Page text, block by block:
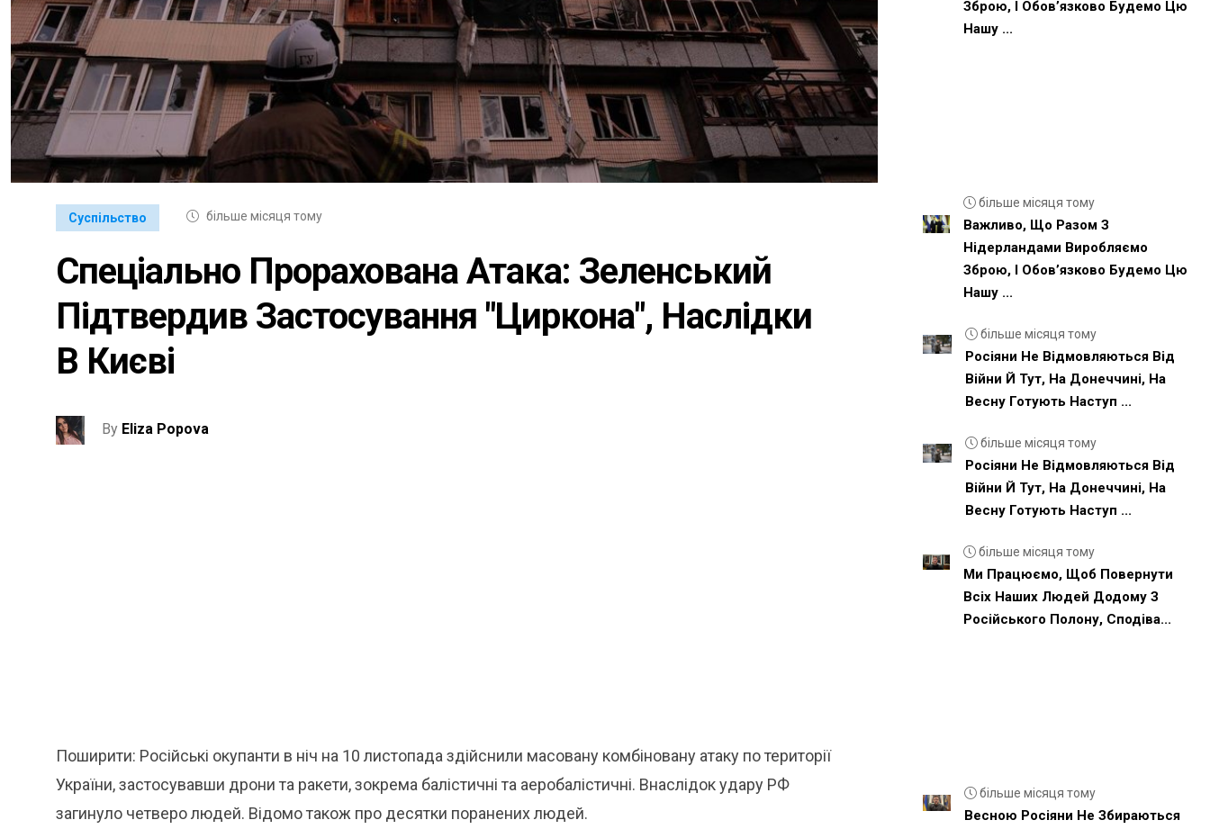
Суспільство більше місяця тому
Спеціально Прорахована Атака: Зеленський
Підтвердив Застосування "Циркона", Наслідки
В Києві
By Eliza Popova
Поширити: Російські окупанти в ніч на 10 листопада здійснили масовану комбіновану атаку по території
України, застосувавши дрони та ракети, зокрема балістичні та аеробалістичні. Внаслідок удару РФ
загинуло четверо людей. Відомо також про десятки поранених людей.
Зброю, І Обовʼязково Будемо Цю
Нашу ...
більше місяця тому
Важливо, Що Разом З
Нідерландами Виробляємо
Зброю, І Обовʼязково Будемо Цю
Нашу ...
більше місяця тому
Росіяни Не Відмовляються Від
Війни Й Тут, На Донеччині, На
Весну Готують Наступ ...
більше місяця тому
Росіяни Не Відмовляються Від
Війни Й Тут, На Донеччині, На
Весну Готують Наступ ...
більше місяця тому
Ми Працюємо, Щоб Повернути
Всіх Наших Людей Додому З
Російського Полону, Сподіва...
більше місяця тому
Весною Росіяни Не Збираються